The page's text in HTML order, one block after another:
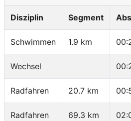
Disziplin Segment
Schwimmen 1.9 km
Wechsel
Radfahren 20.7 km
Radfahren 69.3 km